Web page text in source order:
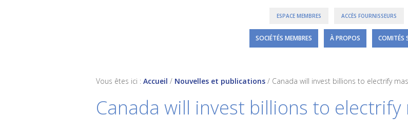
ESPACE MEMBRES ACCÈS FOURNISSEURS
SOCIÉTÉS MEMBRES À PROPOS COMITÉS
Vous êtes ici : Accueil / Nouvelles et publications / Canada will invest billions to electrify
Canada will invest billions to electrify